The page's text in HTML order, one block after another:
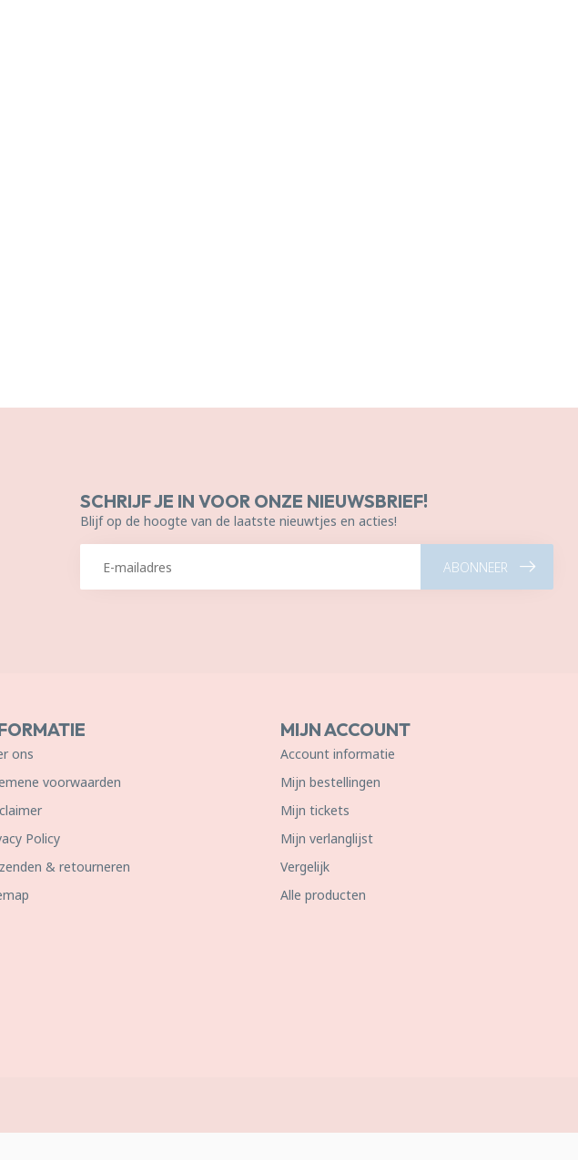
SCHRIJF JE IN VOOR ONZE NIEUWSBRIEF!
Blijf op de hoogte van de laatste nieuwtjes en acties!
ABONNEER
ons
voorwaarden
Policy
& retourneren
MIJN ACCOUNT
Account informatie
Mijn bestellingen
Mijn tickets
Mijn verlanglijst
Vergelijk
Alle producten